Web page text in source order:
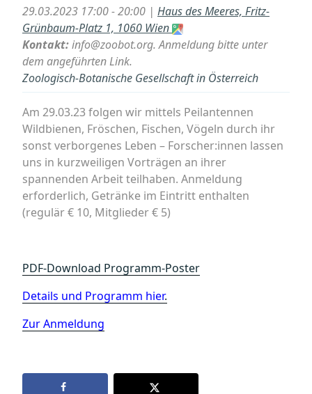
29.03.2023 17:00 - 20:00 | Haus des Meeres, Fritz-
Grünbaum-Platz 1, 1060 Wien
Kontakt:info@zoobot.org. Anmeldung bitte unter
dem angeführten Link.
Zoologisch-Botanische Gesellschaft in Österreich
Am 29.03.23 folgen wir mittels Peilantennen
Wildbienen, Fröschen, Fischen, Vögeln durch ihr
sonst verborgenes Leben – Forscher:innen lassen
uns in kurzweiligen Vorträgen an ihrer
spannenden Arbeit teilhaben. Anmeldung
erforderlich, Getränke im Eintritt enthalten
(regulär € 10, Mitglieder € 5)
PDF-Download Programm-Poster
Details und Programm hier.
Zur Anmeldung